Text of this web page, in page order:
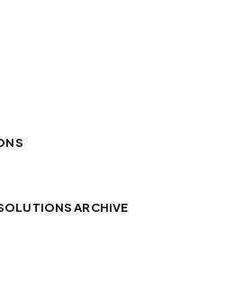
ARCHIVE